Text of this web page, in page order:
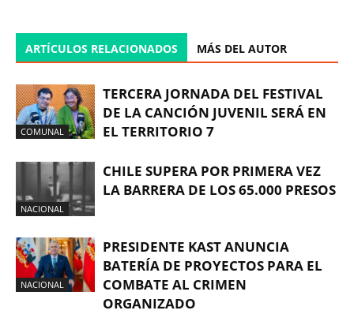
ARTÍCULOS RELACIONADOS MÁS DEL AUTOR
COMUNAL
TERCERA JORNADA DEL FESTIVAL
DE LA CANCIÓN JUVENIL SERÁ EN
EL TERRITORIO 7
NACIONAL
CHILE SUPERA POR PRIMERA VEZ
LA BARRERA DE LOS 65.000 PRESOS
NACIONAL
PRESIDENTE KAST ANUNCIA
BATERÍA DE PROYECTOS PARA EL
COMBATE AL CRIMEN
ORGANIZADO